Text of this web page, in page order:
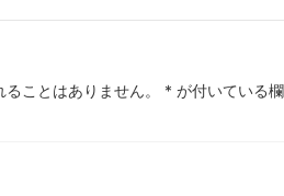
ことはありません。 * が付いている